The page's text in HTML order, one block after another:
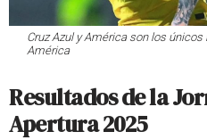
Cruz Azul y América son los
América
Resultados de la
Apertura 2025